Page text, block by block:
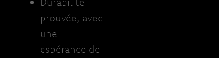
prouvée, avec
une
espérance de